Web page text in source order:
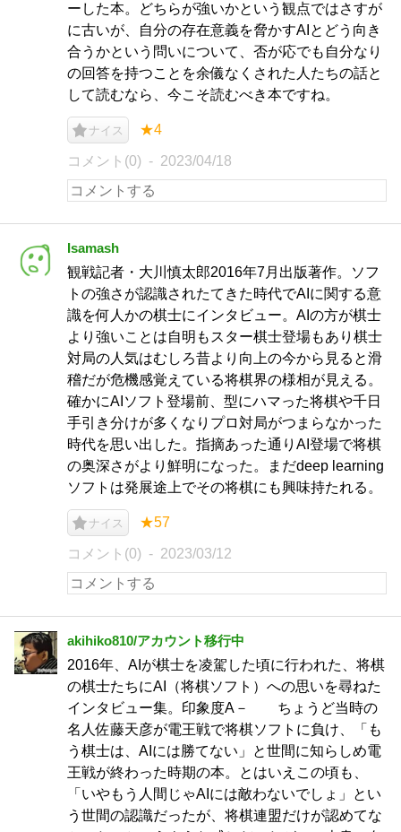
ーした本。どちらが強いかという観点ではさすが
に古いが、自分の存在意義を脅かすAIとどう向き
合うかという問いについて、否が応でも自分なり
の回答を持つことを余儀なくされた人たちの話と
して読むなら、今こそ読むべき本ですね。
ナイス ★4
コメント(0) 2023/04/18
Isamash
観戦記者・大川慎太郎2016年7月出版著作。ソフ
トの強さが認識されたてきた時代でAIに関する意
識を何人かの棋士にインタビュー。AIの方が棋士
より強いことは自明もスター棋士登場もあり棋士
対局の人気はむしろ昔より向上の今から見ると滑
稽だが危機感覚えている将棋界の様相が見える。
確かにAIソフト登場前、型にハマった将棋や千日
手引き分けが多くなりプロ対局がつまらなかった
時代を思い出した。指摘あった通りAI登場で将棋
の奥深さがより鮮明になった。まだdeep learning
ソフトは発展途上でその将棋にも興味持たれる。
ナイス ★57
コメント(0) 2023/03/12
akihiko810/アカウント移行中
2016年、AIが棋士を凌駕した頃に行われた、将棋
の棋士たちにAI（将棋ソフト）への思いを尋ねた
インタビュー集。印象度A－ ちょうど当時の
名人佐藤天彦が電王戦で将棋ソフトに負け、「も
う棋士は、AIには勝てない」と世間に知らしめ電
王戦が終わった時期の本。とはいえこの頃も、
「いやもう人間じゃAIには敵わないでしょ」とい
う世間の認識だったが、将棋連盟だけが認めてな